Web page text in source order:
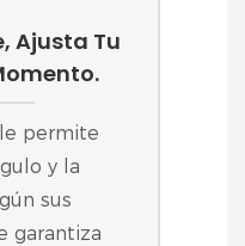
Ajusta Tu
permite
y la
sus
garantiza